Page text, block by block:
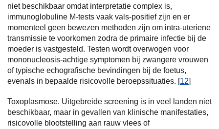
niet beschikbaar omdat interpretatie complex is,
immunoglobuline M-tests vaak vals-positief zijn en er
momenteel geen bewezen methoden zijn om intra-uteriene
transmissie te voorkomen zodra de primaire infectie bij de
moeder is vastgesteld. Testen wordt overwogen voor
mononucleosis-achtige symptomen bij zwangere vrouwen
of typische echografische bevindingen bij de foetus,
evenals in bepaalde risicovolle beroepssituaties. [12]
Toxoplasmose. Uitgebreide screening is in veel landen niet
beschikbaar, maar in gevallen van klinische manifestaties,
risicovolle blootstelling aan rauw vlees of